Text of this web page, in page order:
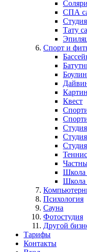
СПА
Тату
Спорт и
Квест
Теннис
Школа
Школа
Психология
Сауна
Фотостудия
Другой
Тарифы
Контакты